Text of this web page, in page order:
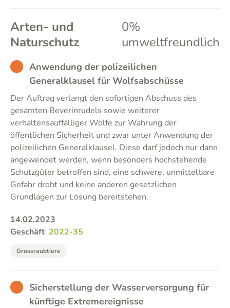
Arten- und
Naturschutz
0%
umweltfreundlich
BADAnwendung der polizeilichen
Generalklausel für Wolfsabschüsse
Der Auftrag verlangt den sofortigen Abschuss des
gesamten Beverinrudels sowie weiterer
verhaltensauffälliger Wölfe zur Wahrung der
öffentlichen Sicherheit und zwar unter Anwendung der
polizeilichen Generalklausel. Diese darf jedoch nur dann
angewendet werden, wenn besonders hochstehende
Schutzgüter betroffen sind, eine schwere, unmittelbare
Gefahr droht und keine anderen gesetzlichen
Grundlagen zur Lösung bereitstehen.
14.02.2023
Geschäft 2022-35
Grossraubtiere
BAD Sicherstellung der Wasserversorgung für
künftige Extremereignisse